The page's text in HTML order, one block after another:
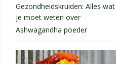
Gezondheidskruiden: Alles wat
je moet weten over
Ashwagandha poeder